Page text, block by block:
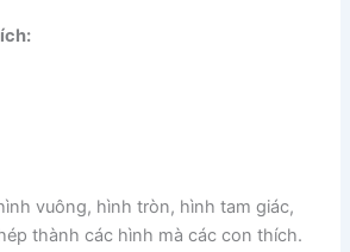
vuông, hình tròn, hình tam giác,
thành các hình mà các con thích.